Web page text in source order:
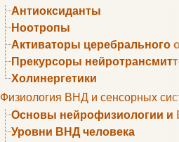
Антиоксиданты
Ноотропы
Активаторы церебрального
Прекурсоры
Холинергетики
Физиология ВНД и сенсорных
Основы нейрофизиологии и
Уровни ВНД человека